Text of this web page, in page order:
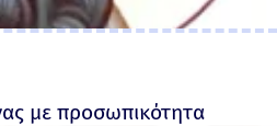
με προσωπικότητα